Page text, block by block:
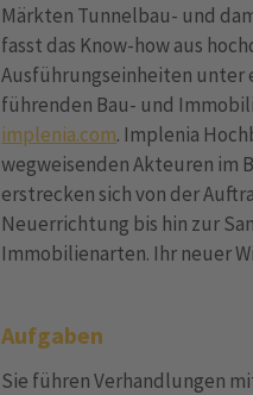
Märkten Tunnelbau- und
fasst das Know-how aus
Ausführungseinheiten unter
führenden Bau- und
implenia.com. Implenia
wegweisenden Akteuren im
erstrecken sich von der
Neuerrichtung bis hin zur
Immobilienarten. Ihr neuer
Aufgaben
Sie führen Verhandlungen